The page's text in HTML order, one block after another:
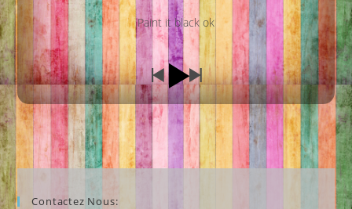
Paint it black ok
Contactez Nous: